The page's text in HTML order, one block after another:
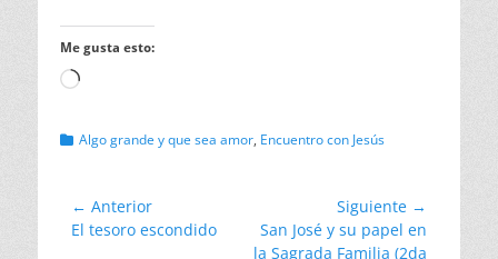
Me gusta esto:
Cargando...
Categorias
Algo grande y que sea amor, Encuentro con Jesús
Navegación
de
← Anterior
Entrada
El tesoro escondido
Siguiente →
Entrada
siguiente:
San José y su papel en
la Sagrada Familia (2da